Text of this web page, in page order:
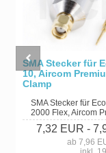
SMA Stecker für
10, Aircom
Clamp
SMA Stecker für
2000 Flex, Aircom
7,32 EUR -
ab 7,96